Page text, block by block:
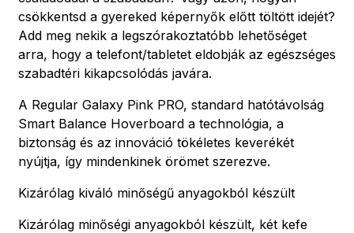
csökkentsd a gyereked képernyők előtt töltött idejét?
Add meg nekik a legszórakoztatóbb lehetőséget
arra, hogy a telefont/tabletet eldobják az egészséges
szabadtéri kikapcsolódás javára.
A Regular Galaxy Pink PRO, standard hatótávolság
Smart Balance Hoverboard a technológia, a
biztonság és az innováció tökéletes keverékét
nyújtja, így mindenkinek örömet szerezve.
Kizárólag kiváló minőségű anyagokból készült
Kizárólag minőségi anyagokból készült, két kefe